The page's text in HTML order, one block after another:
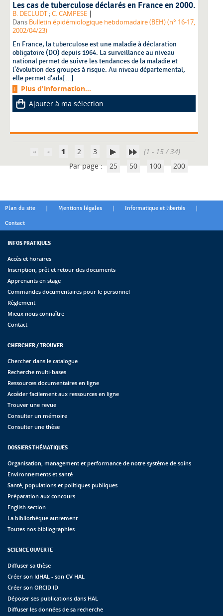
Les cas de tuberculose déclarés en France en 2000.
B. DECLUDT ;C. CAMPESE |
Dans Bulletin épidémiologique hebdomadaire (BEH) (n° 16-17,
2002/04/23)
En France, la tuberculose est une maladie à déclaration
obligatoire (DO) depuis 1964. La surveillance au niveau
national permet de suivre les tendances de la maladie et
l'évolution des groupes à risque. Au niveau départemental,
elle permet d'ada[...]
Plus d'information...
Ajouter à ma sélection
1 2 3
(1 - 15 / 34)
Par page : 25 50 100 200
Plan du site | Mentions légales | Informatique et libertés |
Contact
INFOS PRATIQUES
Accès et horaires
Inscription, prêt et retour des documents
Apprenants en stage
Commandes documentaires pour le personnel
Règlement
Mieux nous connaître
Contact
CHERCHER / TROUVER
Chercher dans le catalogue
Recherche multi-bases
Ressources documentaires en ligne
Accéder facilement aux ressources en ligne
Trouver une revue
Consulter un mémoire
Consulter une thèse
DOSSIERS THÉMATIQUES
Organisation, management et performance de notre système de soins
Environnements et santé
Santé, populations et politiques publiques
Préparation aux concours
English section
La bibliothèque autrement
Toutes nos bibliographies
SCIENCE OUVERTE
Diffuser sa thèse
Créer son IdHAL - son CV HAL
Créer son ORCID ID
Déposer ses publications dans HAL
Diffuser les données de sa recherche